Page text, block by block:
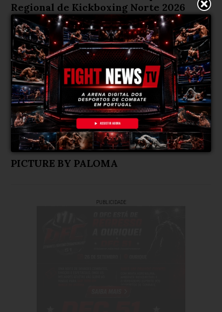
Regional de Kickboxing Norte 2026
Galeria de fotos Há 4 meses
PICTURE BY PALOMA
PUBLICIDADE